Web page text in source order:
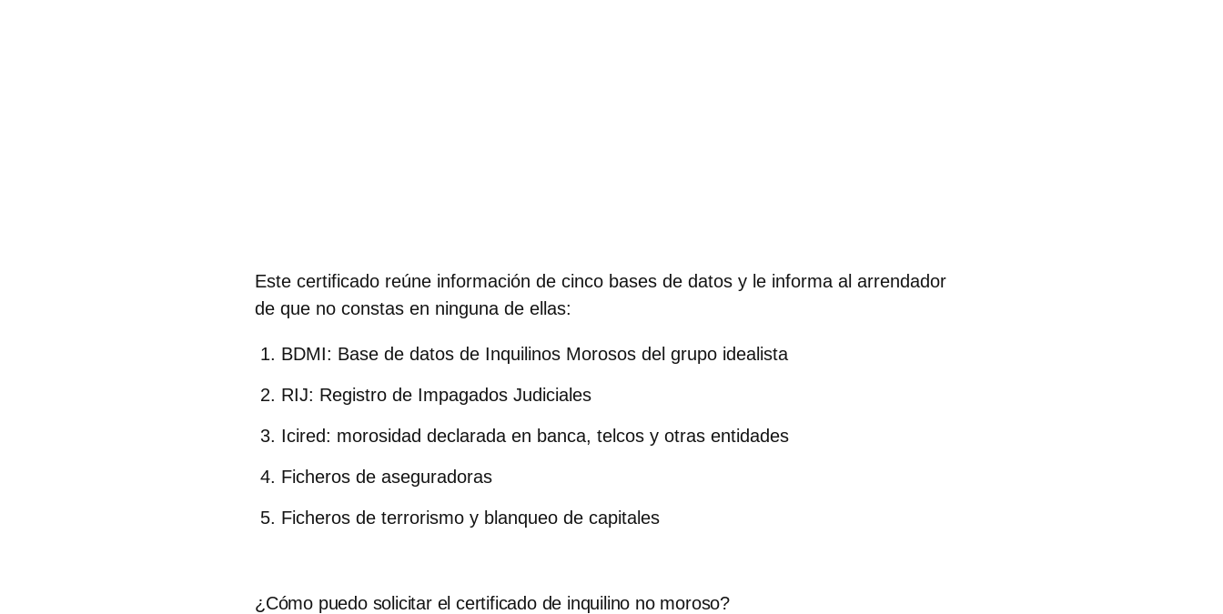
Este certificado reúne información de cinco bases de datos y le informa al arrendador
de que no constas en ninguna de ellas:
BDMI: Base de datos de Inquilinos Morosos del grupo idealista
RIJ: Registro de Impagados Judiciales
Icired: morosidad declarada en banca, telcos y otras entidades
Ficheros de aseguradoras
Ficheros de terrorismo y blanqueo de capitales
¿Cómo puedo solicitar el certificado de inquilino no moroso?